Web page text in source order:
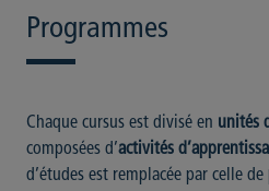
Programmes
Chaque cursus est divisé en unités
composées d’activités
d’études est remplacée par celle de